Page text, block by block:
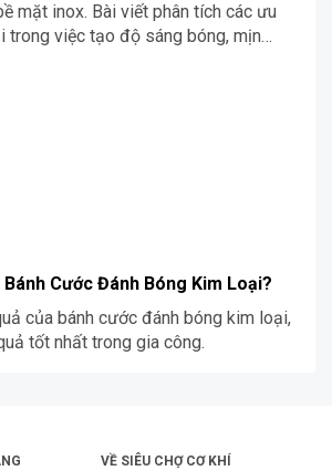
mặt inox. Bài viết phân tích các ưu
trong việc tạo độ sáng bóng, mịn
Cước Đánh Bóng Kim Loại?
của bánh cước đánh bóng kim loại,
tốt nhất trong gia công.
VỀ SIÊU CHỢ CƠ KHÍ